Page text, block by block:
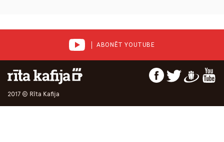
ABONĒT YOUTUBE
2017 © Rīta Kafija